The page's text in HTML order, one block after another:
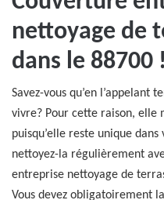
nettoyage de
dans le 88700 !
Savez-vous qu’en l’appelant
vivre? Pour cette raison,
puisqu’elle reste unique
nettoyez-la régulièrement
entreprise nettoyage de
Vous devez obligatoirement